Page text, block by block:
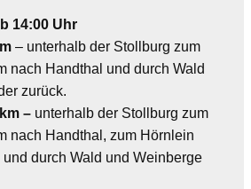
14:00 Uhr
– unterhalb der Stollburg zum
nach Handthal und durch Wald
zurück.
– unterhalb der Stollburg zum
nach Handthal, zum Hörnlein
durch Wald und Weinberge